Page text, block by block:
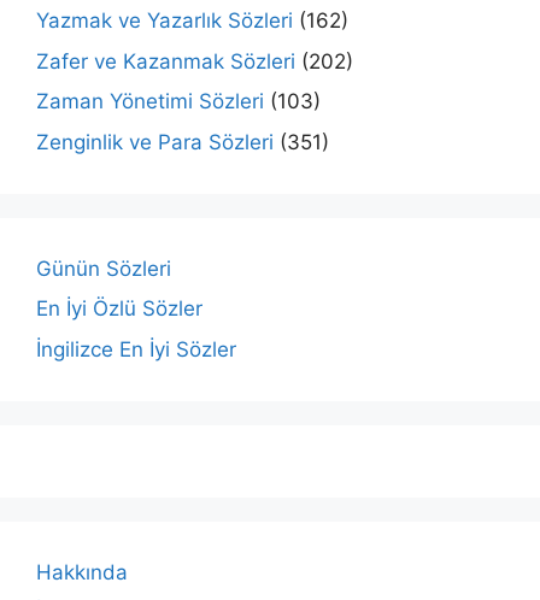
Yazmak ve Yazarlık Sözleri (162)
Zafer ve Kazanmak Sözleri (202)
Zaman Yönetimi Sözleri (103)
Zenginlik ve Para Sözleri (351)
Günün Sözleri
En İyi Özlü Sözler
İngilizce En İyi Sözler
Hakkında